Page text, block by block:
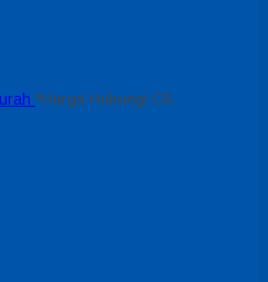
*Harga Hubungi CS